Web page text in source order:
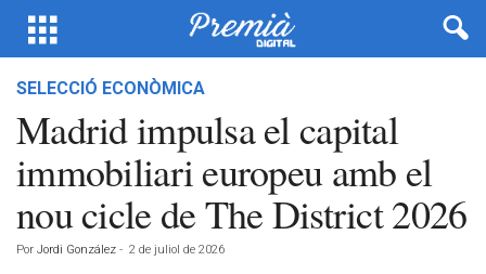
SELECCIÓ ECONÒMICA
Madrid impulsa el capital
immobiliari europeu amb el
nou cicle de The District 2026
Por Jordi González - 2 de juliol de 2026